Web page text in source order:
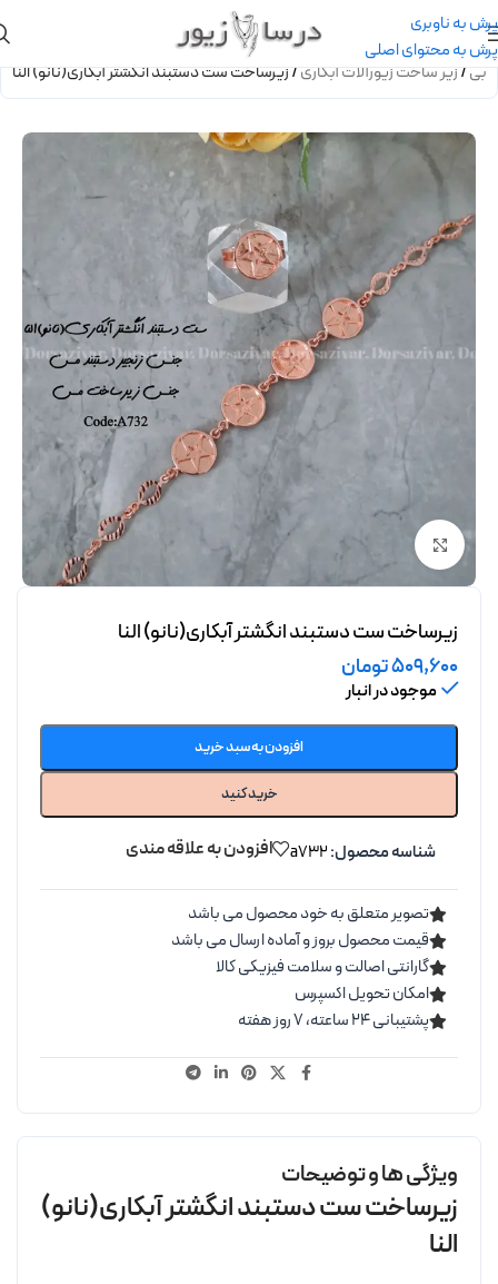
پرش به ناوبری
پرش به محتوای اصلی
/زیر ساخت زیورآلات آبکاری/زیرساخت ست دستبند انگشتر آبکاری(نانو) النا
برای بزرگنمایی کلیک کنید
زیرساخت ست دستبند انگشتر آبکاری(نانو) النا
509,600تومان
موجود در انبار
افزودن به سبد خرید
خرید کنید
شناسه محصول:a732 افزودن به علاقه مندی
تصویر متعلق به خود محصول می باشد
قیمت محصول بروز و آماده ارسال می باشد
گارانتی اصالت و سلامت فیزیکی کالا
امکان تحویل اکسپرس
پشتیبانی ۲۴ ساعته، ۷ روز هفته
ویژگی ها و توضیحات
زیرساخت ست دستبند انگشتر آبکاری(نانو)
النا